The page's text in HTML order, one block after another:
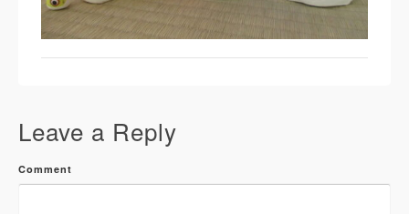
Leave a Reply
Comment